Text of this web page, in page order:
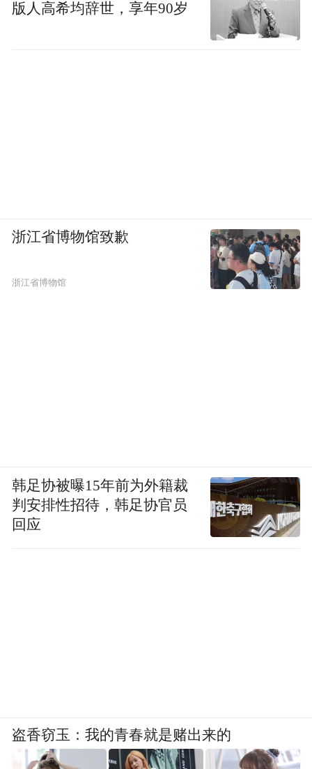
版人高希均辞世，享年90岁
浙江省博物馆致歉
浙江省博物馆
韩足协被曝15年前为外籍裁
判安排性招待，韩足协官员
回应
盗香窃玉：我的青春就是赌出来的